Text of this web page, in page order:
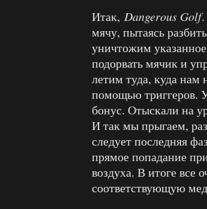
Итак, Dangerous Golf
мячу, пытаясь
уничтожим
подорвать мячик и
летим туда, куда нам
помощью триггеров.
бонус. Отыскали на
И так мы прыгаем,
следует последняя
прямое попадание
воздуха. В итоге все
соответствующую